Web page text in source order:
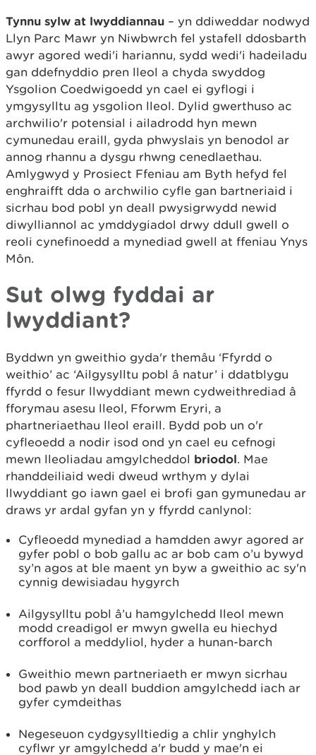
Tynnu sylw at lwyddiannau – yn ddiweddar nodwyd
Llyn Parc Mawr yn Niwbwrch fel ystafell ddosbarth
awyr agored wedi'i hariannu, sydd wedi'i hadeiladu
gan ddefnyddio pren lleol a chyda swyddog
Ysgolion Coedwigoedd yn cael ei gyflogi i
ymgysylltu ag ysgolion lleol. Dylid gwerthuso ac
archwilio'r potensial i ailadrodd hyn mewn
cymunedau eraill, gyda phwyslais yn benodol ar
annog rhannu a dysgu rhwng cenedlaethau.
Amlygwyd y Prosiect Ffeniau am Byth hefyd fel
enghraifft dda o archwilio cyfle gan bartneriaid i
sicrhau bod pobl yn deall pwysigrwydd newid
diwylliannol ac ymddygiadol drwy ddull gwell o
reoli cynefinoedd a mynediad gwell at ffeniau Ynys
Môn.
Sut olwg fyddai ar
lwyddiant?
Byddwn yn gweithio gyda'r themâu ‘Ffyrdd o
weithio’ ac ‘Ailgysylltu pobl â natur’ i ddatblygu
ffyrdd o fesur llwyddiant mewn cydweithrediad â
fforymau asesu lleol, Fforwm Eryri, a
phartneriaethau lleol eraill. Bydd pob un o'r
cyfleoedd a nodir isod ond yn cael eu cefnogi
mewn lleoliadau amgylcheddol briodol. Mae
rhanddeiliaid wedi dweud wrthym y dylai
llwyddiant go iawn gael ei brofi gan gymunedau ar
draws yr ardal gyfan yn y ffyrdd canlynol:
Cyfleoedd mynediad a hamdden awyr agored ar
gyfer pobl o bob gallu ac ar bob cam o’u bywyd
sy’n agos at ble maent yn byw a gweithio ac sy'n
cynnig dewisiadau hygyrch
Ailgysylltu pobl â’u hamgylchedd lleol mewn
modd creadigol er mwyn gwella eu hiechyd
corfforol a meddyliol, hyder a hunan-barch
Gweithio mewn partneriaeth er mwyn sicrhau
bod pawb yn deall buddion amgylchedd iach ar
gyfer cymdeithas
Negeseuon cydgysylltiedig a chlir ynghylch
cyflwr yr amgylchedd a'r budd y mae'n ei